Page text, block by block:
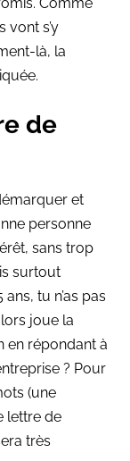
vont s’y
là, la
de
et
personne
sans trop
surtout
tu n’as pas
joue la
en répondant à
? Pour
(une
lettre de
très